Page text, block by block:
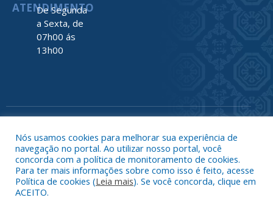
ATENDIMENTO
De Segunda
a Sexta, de
07h00 ás
13h00
Acessar
Nós usamos cookies para melhorar sua experiência de
navegação no portal. Ao utilizar nosso portal, você
concorda com a política de monitoramento de cookies.
Para ter mais informações sobre como isso é feito, acesse
Política de cookies (Leia mais). Se você concorda, clique em
ACEITO.